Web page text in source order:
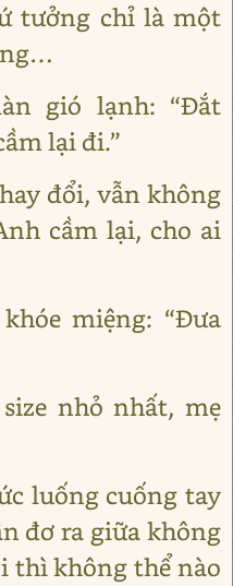
tưởng chỉ là một
gió lạnh: “Đắt
lại đi.”
đổi, vẫn không
cầm lại, cho ai
miệng: “Đưa
nhỏ nhất, mẹ
luống cuống tay
đơ ra giữa không
thì không thể nào